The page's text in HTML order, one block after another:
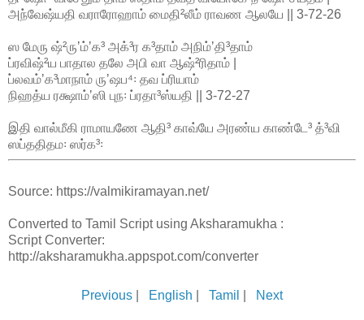
அந்வேஷ்யதி வராரோஹாம் மைதி²லீம் ராவண ஆலயே || 3-72-26
ஸ மேரு ஷ்²ருʼம்ʼக³ அக்³ர க³தாம் அநிம்ʼதி³தாம்
ப்ரவிஷ்²ய பாதால தலே அபி வா ஆஷ்²ரிதாம் |
ப்லவம்ʼக³மாநாம் ருʼஷப⁴꞉ தவ ப்ரியாம்
நிஹத்ய ரக்ஷாம்ʼஸி புந꞉ ப்ரதா³ஸ்யதி || 3-72-27
இதி வால்மீகி ராமாயணே ஆதி³ காவ்யே அரண்ய காண்டே³ த்³வி
ஸப்ததிதம꞉ ஸர்க³꞉
Source: https://valmikiramayan.net/
Converted to Tamil Script using Aksharamukha :
Script Converter:
http://aksharamukha.appspot.com/converter
Previous English Tamil Next